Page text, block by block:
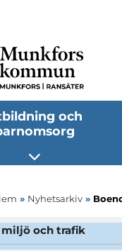
och
Öppna
» Nyhetsarkiv »
miljö och trafik